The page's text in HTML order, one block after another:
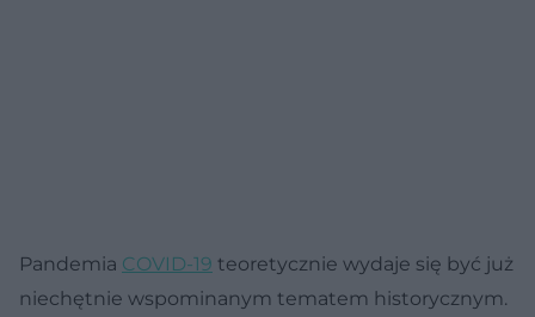
Pandemia COVID-19 teoretycznie wydaje się być już
niechętnie wspominanym tematem historycznym.